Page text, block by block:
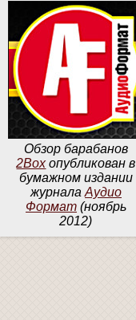
Обзор барабанов
2Boxопубликован в
бумажном издании
журнала Аудио
Формат (ноябрь
2012)